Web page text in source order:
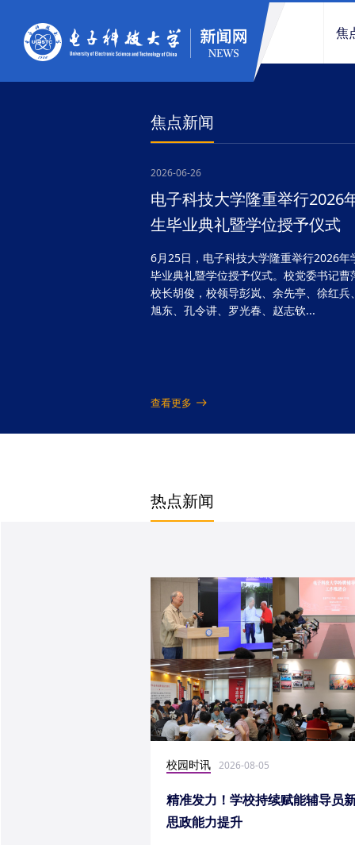
焦
焦点新闻
2026-06-26
电子科技大学隆重举行2026
生毕业典礼暨学位授予仪式
6月25日，电子科技大学隆重举行2026年
毕业典礼暨学位授予仪式。校党委书记曹
校长胡俊，校领导彭岚、余先亭、徐红兵
旭东、孔令讲、罗光春、赵志钦...
查看更多
热点新闻
校园时讯 2026-08-05
精准发力！学校持续赋能辅导员
思政能力提升